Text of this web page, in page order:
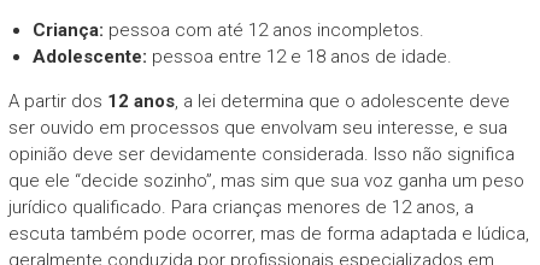
Criança: pessoa com até 12 anos incompletos.
Adolescente: pessoa entre 12 e 18 anos de idade.
A partir dos 12 anos, a lei determina que o adolescente deve
ser ouvido em processos que envolvam seu interesse, e sua
opinião deve ser devidamente considerada. Isso não significa
que ele “decide sozinho”, mas sim que sua voz ganha um peso
jurídico qualificado. Para crianças menores de 12 anos, a
escuta também pode ocorrer, mas de forma adaptada e lúdica,
geralmente conduzida por profissionais especializados em